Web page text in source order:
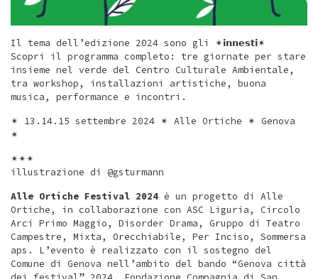
Il tema dell’edizione 2024 sono gli ✴𝗶𝗻𝗻𝗲𝘀𝘁𝗶✴︎
Scopri il programma completo: tre giornate per stare
insieme nel verde del Centro Culturale Ambientale,
tra workshop, installazioni artistiche, buona
musica, performance e incontri.
✴︎ 13.14.15 settembre 2024 ✴︎ Alle Ortiche ✴︎ Genova
✴︎
✴︎✴︎✴︎
illustrazione di @gsturmann
Alle Ortiche Festival 2024 è un progetto di Alle
Ortiche, in collaborazione con ASC Liguria, Circolo
Arci Primo Maggio, Disorder Drama, Gruppo di Teatro
Campestre, Mixta, Orecchiabile, Per Inciso, Sommersa
aps. L’evento è realizzato con il sostegno del
Comune di Genova nell’ambito del bando “Genova città